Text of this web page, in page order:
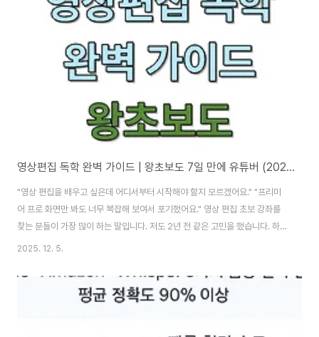
기, 자막 수정은 무제한입니다! ### 무료 플랜의 정확한 제한 사항 (2025년
기준)✅ 무료로 제공되는 것:• 음성 분석 90분/월 (매월 1일 갱신)• 자막 편집
영상편집 독학 완벽 가이드 | 왕초보도 7일 만에 유튜버 (2025)
"영상 편집을 배우고 싶은데 어디서부터 시작해야 할지 모르겠어요." "프리미
어 프로 화면만 봐도 너무 복잡해 보여서 포기했어요." 영상 편집 초보 강좌를
찾는 분들이 가장 많이 하는 말입니다. 저도 2년 전 같은 고민을 했습니다. 하지
만 체계적인 학습 방법만 있다면, 하루 1시간씩 7일만 투자해도 유튜브에 영상
프로그램을 활용한 단계별 독학 로드맵을 공개합니다. DAY 1 프로그램 선택부
터 DAY 7 최종 영상 완성까지, 실제로 따라하면서 배울 수 있는 실전 커리큘럼
2025. 12. 5.